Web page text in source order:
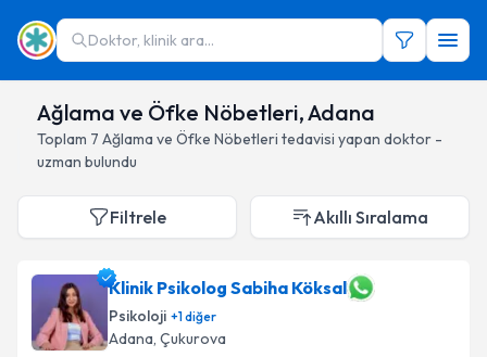
Doktor, klinik ara...
Ağlama ve Öfke Nöbetleri, Adana
Toplam 7 Ağlama ve Öfke Nöbetleri tedavisi yapan doktor -
uzman bulundu
Filtrele Akıllı Sıralama
Klinik Psikolog Sabiha Köksal
Psikoloji +1diğer
Adana, Çukurova